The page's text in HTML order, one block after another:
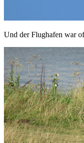
Und der Flughafen war